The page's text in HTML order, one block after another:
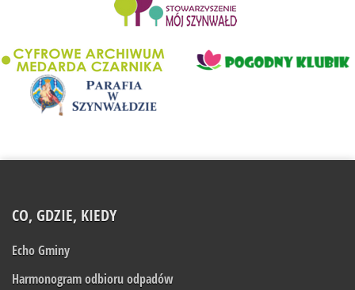
CO, GDZIE, KIEDY
Echo Gminy
Harmonogram odbioru odpadów